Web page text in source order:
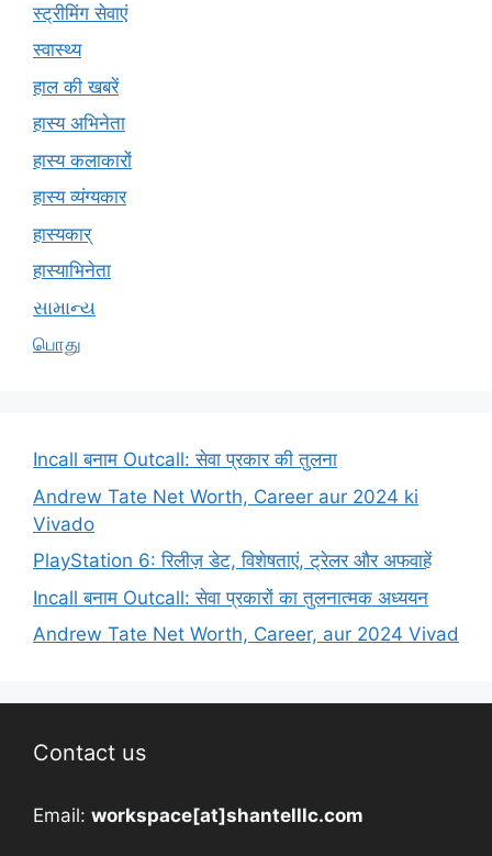
स्ट्रीमिंग सेवाएं
स्वास्थ्य
हाल की खबरें
हास्य अभिनेता
हास्य कलाकारों
हास्य व्यंग्यकार
हास्यकार्
हास्याभिनेता
સામાન્ય
பொது
Incall बनाम Outcall: सेवा प्रकार की तुलना
Andrew Tate Net Worth, Career aur 2024 ki
Vivado
PlayStation 6: रिलीज़ डेट, विशेषताएं, ट्रेलर और अफवाहें
Incall बनाम Outcall: सेवा प्रकारों का तुलनात्मक अध्ययन
Andrew Tate Net Worth, Career, aur 2024 Vivad
Contact us
Email: workspace[at]shantelllc.com